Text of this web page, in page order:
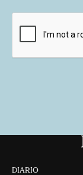
DIARIO